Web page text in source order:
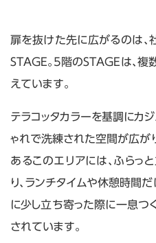
扉を抜けた先に広がるのは、
STAGE。5階のSTAGEは、複
えています。
テラコッタカラーを基調にカ
ゃれで洗練された空間が広が
あるこのエリアには、ふらっ
り、ランチタイムや休憩時間
に少し立ち寄った際に一息つ
されています。